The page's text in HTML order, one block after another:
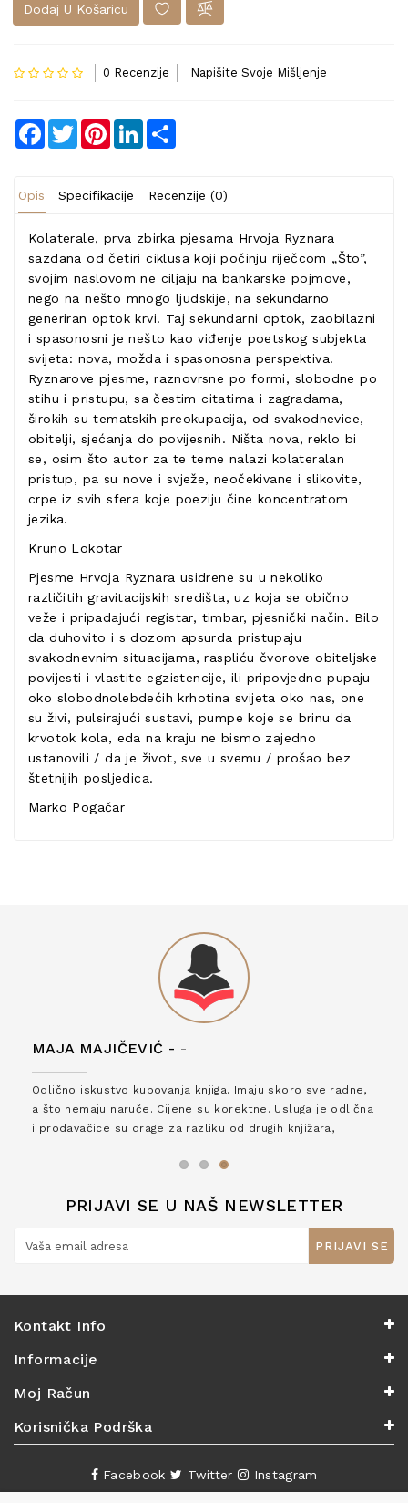
Dodaj U Košaricu
0 Recenzije Napišite Svoje Mišljenje
Facebook
TwitterPinterestLinkedIn
Opis Specifikacije Recenzije (0)
Kolaterale, prva zbirka pjesama Hrvoja Ryznara
sazdana od četiri ciklusa koji počinju riječcom „Što”,
svojim naslovom ne ciljaju na bankarske pojmove,
nego na nešto mnogo ljudskije, na sekundarno
generiran optok krvi. Taj sekundarni optok, zaobilazni
i spasonosni je nešto kao viđenje poetskog subjekta
svijeta: nova, možda i spasonosna perspektiva.
Ryznarove pjesme, raznovrsne po formi, slobodne po
stihu i pristupu, sa čestim citatima i zagradama,
širokih su tematskih preokupacija, od svakodnevice,
obitelji, sjećanja do povijesnih. Ništa nova, reklo bi
se, osim što autor za te teme nalazi kolateralan
pristup, pa su nove i svježe, neočekivane i slikovite,
crpe iz svih sfera koje poeziju čine koncentratom
jezika.
Kruno Lokotar
Pjesme Hrvoja Ryznara usidrene su u nekoliko
različitih gravitacijskih središta, uz koja se obično
veže i pripadajući registar, timbar, pjesnički način. Bilo
da duhovito i s dozom apsurda pristupaju
svakodnevnim situacijama, raspliću čvorove obiteljske
povijesti i vlastite egzistencije, ili pripovjedno pupaju
oko slobodnolebdećih krhotina svijeta oko nas, one
su živi, pulsirajući sustavi, pumpe koje se brinu da
krvotok kola, eda na kraju ne bismo zajedno
ustanovili / da je život, sve u svemu / prošao bez
štetnijih posljedica.
Marko Pogačar
MAJA MAJIČEVIĆ - -
Odlično iskustvo kupovanja knjiga. Imaju skoro sve radne,
a što nemaju naruče. Cijene su korektne. Usluga je odlična
i prodavačice su drage za razliku od drugih knjižara,
PRIJAVI SE U NAŠ NEWSLETTER
PRIJAVI SE
Kontakt Info
Informacije
Moj Račun
Korisnička Podrška
Facebook Twitter Instagram